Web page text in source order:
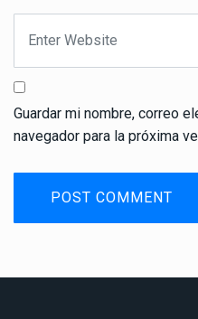
Guardar mi nombre, correo
navegador para la próxima